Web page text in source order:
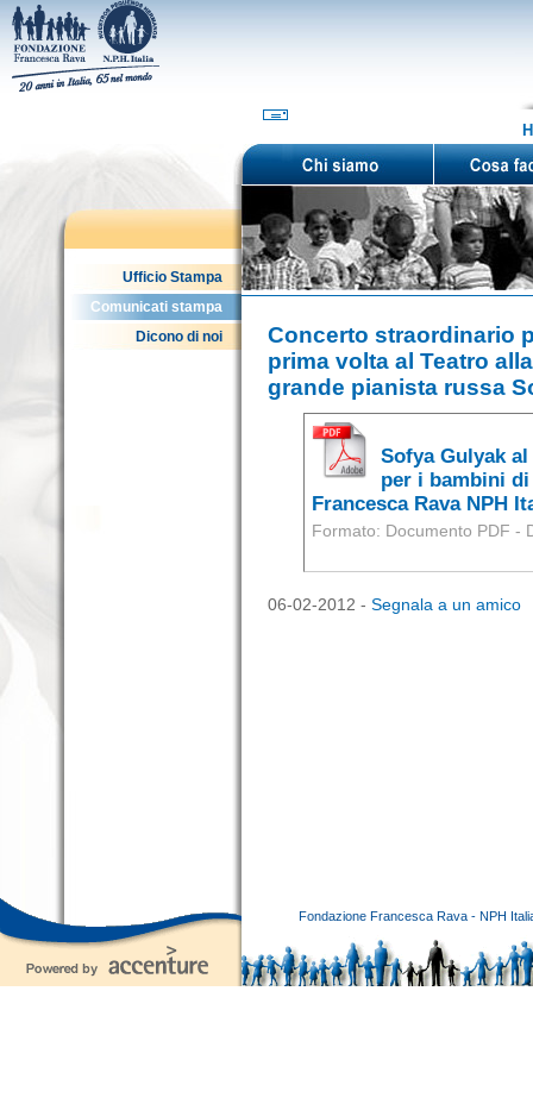
Ufficio Stampa
Comunicati stampa
Dicono di noi
Concerto straordinario
prima volta al Teatro
grande pianista russa
Sofya Gulyak
per i bambini
Francesca Rava NPH
Formato: Documento PDF -
06-02-2012 - Segnala a un amico
Fondazione Francesca Rava - NPH